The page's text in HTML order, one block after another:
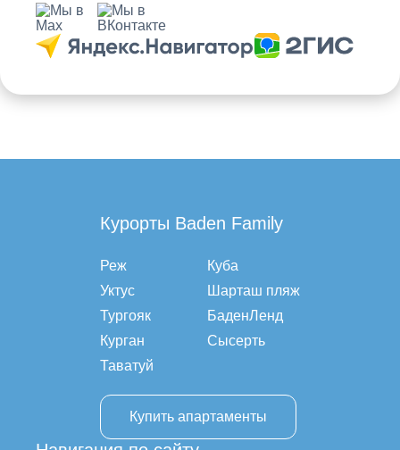
Курорты Baden Family
Реж
Уктус
Тургояк
Курган
Таватуй
Куба
Шарташ пляж
БаденЛенд
Сысерть
Купить апартаменты